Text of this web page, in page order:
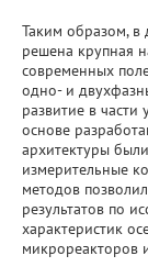
Таким образом, в
решена крупная
современных
одно- и
развитие в части
основе
архитектуры
измерительные
методов
результатов по
характеристик
микрореакторов